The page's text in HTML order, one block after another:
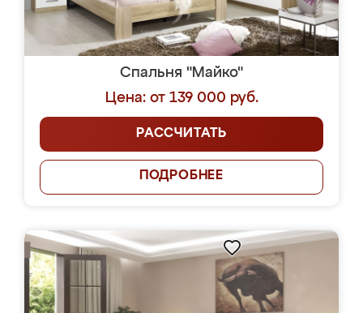
Спальня "Майко"
Цена: от 139 000 руб.
РАССЧИТАТЬ
ПОДРОБНЕЕ